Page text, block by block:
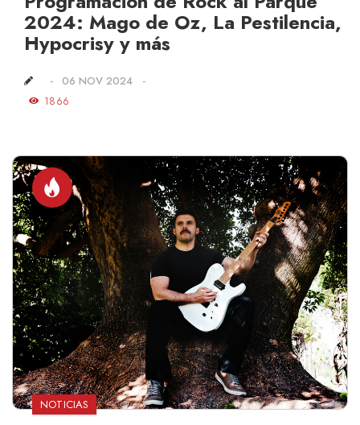
2024: Mago de Oz, La Pestilencia,
Hypocrisy y más
06 NOV 2024
1866
NOTICIAS